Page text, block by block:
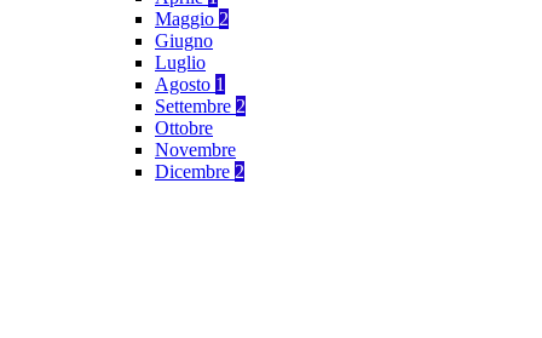
Maggio 2
Giugno
Luglio
Agosto 1
Settembre 2
Ottobre
Novembre
Dicembre 2